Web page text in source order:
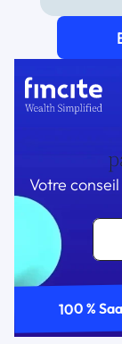
Votre
100 %